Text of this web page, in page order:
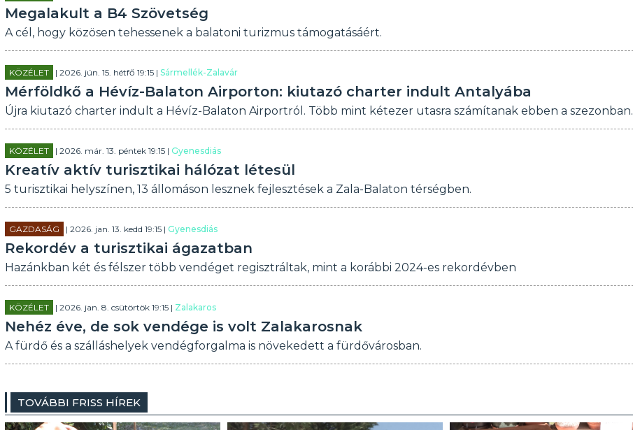
Megalakult a B4 Szövetség
A cél, hogy közösen tehessenek a balatoni turizmus támogatásáért.
KÖZÉLET | 2026. jún. 15. hétfő 19:15 | Sármellék-Zalavár
Mérföldkő a Hévíz-Balaton Airporton: kiutazó charter indult Antalyába
Újra kiutazó charter indult a Hévíz-Balaton Airportról. Több mint kétezer utasra számítanak ebben a szezonban.
KÖZÉLET | 2026. már. 13. péntek 19:15 | Gyenesdiás
Kreatív aktív turisztikai hálózat létesül
5 turisztikai helyszínen, 13 állomáson lesznek fejlesztések a Zala-Balaton térségben.
GAZDASÁG | 2026. jan. 13. kedd 19:15 | Gyenesdiás
Rekordév a turisztikai ágazatban
Hazánkban két és félszer több vendéget regisztráltak, mint a korábbi 2024-es rekordévben
KÖZÉLET | 2026. jan. 8. csütörtök 19:15 | Zalakaros
Nehéz éve, de sok vendége is volt Zalakarosnak
A fürdő és a szálláshelyek vendégforgalma is növekedett a fürdővárosban.
TOVÁBBI FRISS HÍREK